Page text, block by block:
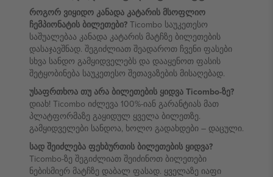
როგორ ვიყიდო კანადა კატარის მსოფლიო
ჩემპიონატის ბილეთები? Ticombo საუკეთესო
საშუალებაა კანადა კატარის მატჩზე ბილეთების
დასაჯავშნად. შეგიძლიათ შეადაროთ ჩვენი ფასები
სხვა სანდო გამყიდველებს და დააყენოთ ფასის
შეტყობინება საუკეთესო შეთავაზების მისაღებად.
უსაფრთხოა თუ არა ბილეთების ყიდვა Ticombo-ზე?
დიახ! Ticombo იძლევა 100%-იან გარანტიას მათ
პლატფორმაზე გაყიდულ ყველა ბილეთზე.
გამყიდველები სანდოა, ხოლო გადახდები – დაცული.
სად შეიძლება ფეხბურთის ბილეთების ყიდვა?
Ticombo-ზე შეგიძლიათ შეიძინოთ ბილეთები
ნებისმიერ მატჩზე დაბალ ფასად. ყველაზე იაფი